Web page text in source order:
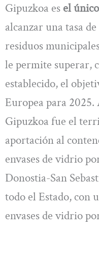
Gipuzkoa es el
alcanzar una tasa
residuos
le permite superar,
establecido, el
Europea para 2025.
Gipuzkoa fue el
aportación al
envases de vidrio
Donostia-San
todo el Estado, con
envases de vidrio